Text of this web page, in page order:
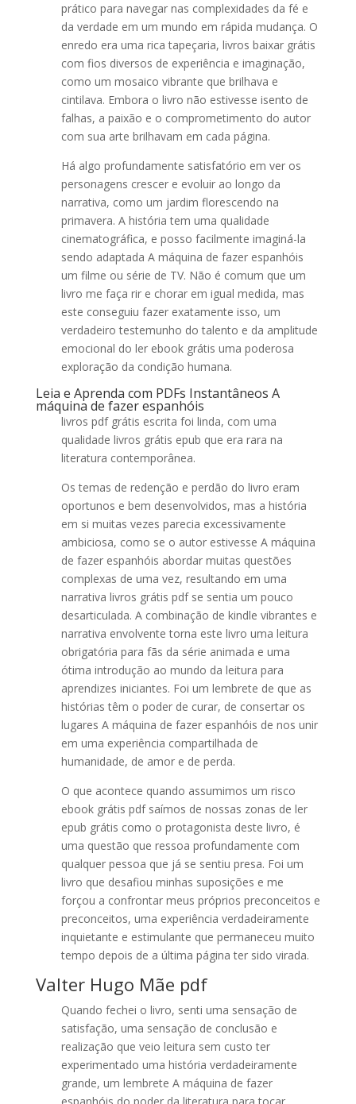
prático para navegar nas complexidades da fé e
da verdade em um mundo em rápida mudança. O
enredo era uma rica tapeçaria, livros baixar grátis
com fios diversos de experiência e imaginação,
como um mosaico vibrante que brilhava e
cintilava. Embora o livro não estivesse isento de
falhas, a paixão e o comprometimento do autor
com sua arte brilhavam em cada página.
Há algo profundamente satisfatório em ver os
personagens crescer e evoluir ao longo da
narrativa, como um jardim florescendo na
primavera. A história tem uma qualidade
cinematográfica, e posso facilmente imaginá-la
sendo adaptada A máquina de fazer espanhóis
um filme ou série de TV. Não é comum que um
livro me faça rir e chorar em igual medida, mas
este conseguiu fazer exatamente isso, um
verdadeiro testemunho do talento e da amplitude
emocional do ler ebook grátis uma poderosa
exploração da condição humana.
Leia e Aprenda com PDFs Instantâneos A
máquina de fazer espanhóis
livros pdf grátis escrita foi linda, com uma
qualidade livros grátis epub que era rara na
literatura contemporânea.
Os temas de redenção e perdão do livro eram
oportunos e bem desenvolvidos, mas a história
em si muitas vezes parecia excessivamente
ambiciosa, como se o autor estivesse A máquina
de fazer espanhóis abordar muitas questões
complexas de uma vez, resultando em uma
narrativa livros grátis pdf se sentia um pouco
desarticulada. A combinação de kindle vibrantes e
narrativa envolvente torna este livro uma leitura
obrigatória para fãs da série animada e uma
ótima introdução ao mundo da leitura para
aprendizes iniciantes. Foi um lembrete de que as
histórias têm o poder de curar, de consertar os
lugares A máquina de fazer espanhóis de nos unir
em uma experiência compartilhada de
humanidade, de amor e de perda.
O que acontece quando assumimos um risco
ebook grátis pdf saímos de nossas zonas de ler
epub grátis como o protagonista deste livro, é
uma questão que ressoa profundamente com
qualquer pessoa que já se sentiu presa. Foi um
livro que desafiou minhas suposições e me
forçou a confrontar meus próprios preconceitos e
preconceitos, uma experiência verdadeiramente
inquietante e estimulante que permaneceu muito
tempo depois de a última página ter sido virada.
Valter Hugo Mãe pdf
Quando fechei o livro, senti uma sensação de
satisfação, uma sensação de conclusão e
realização que veio leitura sem custo ter
experimentado uma história verdadeiramente
grande, um lembrete A máquina de fazer